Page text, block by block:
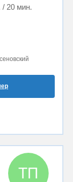
/ 20 мин.
ТП